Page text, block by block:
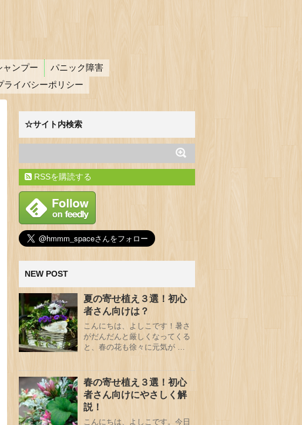
ャンプー
パニック障害
ライバシーポリシー
☆サイト内検索
RSSを購読する
NEW POST
夏の寄せ植え３選！初心
者さん向けは？
こんにちは、よしこです！暑さ
がだんだんと厳しくなってくる
と、春の花も徐々に元気が …
春の寄せ植え３選！初心
者さん向けにやさしく解
説！
こんにちは、よしこです。今日